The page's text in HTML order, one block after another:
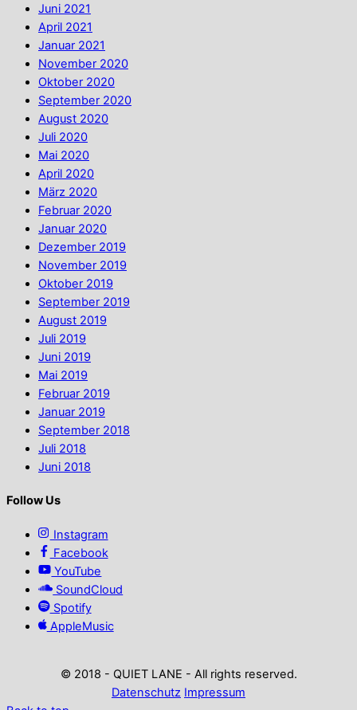
Juni 2021
April 2021
Januar 2021
November 2020
Oktober 2020
September 2020
August 2020
Juli 2020
Mai 2020
April 2020
März 2020
Februar 2020
Januar 2020
Dezember 2019
November 2019
Oktober 2019
September 2019
August 2019
Juli 2019
Juni 2019
Mai 2019
Februar 2019
Januar 2019
September 2018
Juli 2018
Juni 2018
Follow Us
Instagram
Facebook
YouTube
SoundCloud
Spotify
AppleMusic
© 2018 - QUIET LANE - All rights reserved.
Datenschutz Impressum